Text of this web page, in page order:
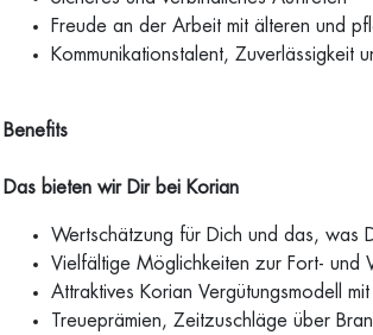
Freude an der Arbeit mit älteren und
Kommunikationstalent, Zuverlässigkeit
Benefits
Das bieten wir Dir bei Korian
Wertschätzung für Dich und das, was
Vielfältige Möglichkeiten zur Fort- und
Attraktives Korian Vergütungsmodell
Treueprämien, Zeitzuschläge über